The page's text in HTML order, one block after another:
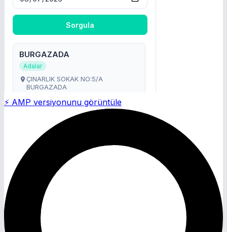
⚡ AMP versiyonunu görüntüle